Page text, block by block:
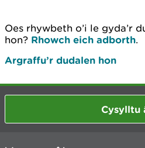
Oes rhywbeth o’i le gyda’r
hon? Rhowch eich adborth.
Argraffu’r dudalen hon
Cysylltu